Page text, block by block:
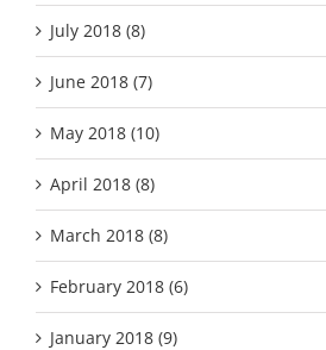
July 2018 (8)
June 2018 (7)
May 2018 (10)
April 2018 (8)
March 2018 (8)
February 2018 (6)
January 2018 (9)